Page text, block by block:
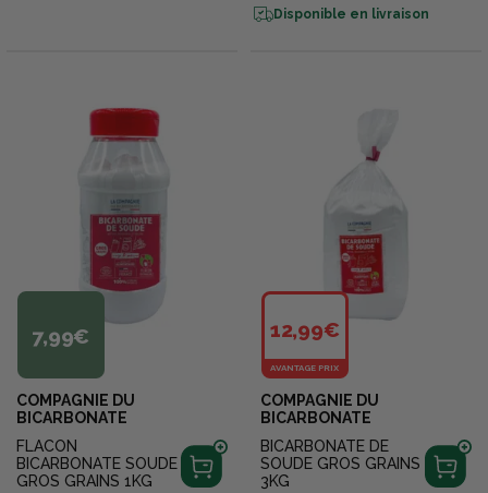
Disponible en livraison
7,99€
COMPAGNIE DU
BICARBONATE
FLACON
BICARBONATE SOUDE
GROS GRAINS 1KG
12,99€
AVANTAGE PRIX
COMPAGNIE DU
BICARBONATE
BICARBONATE DE
SOUDE GROS GRAINS
3KG